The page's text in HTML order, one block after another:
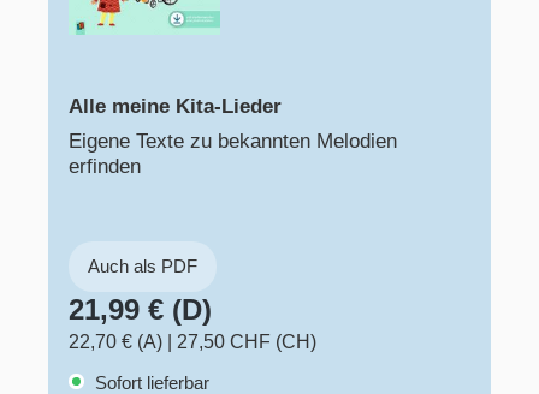
Alle meine Kita-Lieder
Eigene Texte zu bekannten Melodien
erfinden
Auch als PDF
21,99 € (D)
22,70 € (A)
27,50 CHF (CH)
Sofort lieferbar